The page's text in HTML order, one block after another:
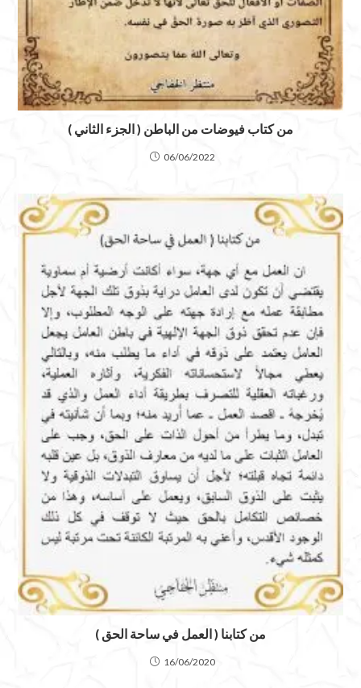
من كتاب فيوضات من الباطن ( الجزء الثاني )
06/06/2022
من كتابنا ( العمل في ساحة الحق )
16/06/2020